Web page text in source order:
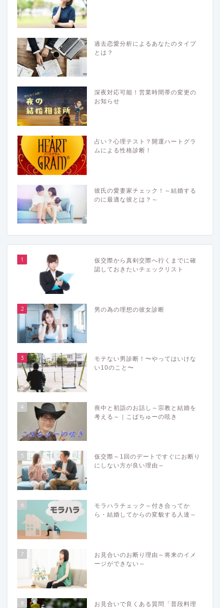
過去恋愛分析によるあなたのタイプ
とは？
深夜対応可能！営業時間帯の変更の
お知らせ
占い？心理テスト？開運ハートグラ
ムによる性格診断！
彼氏の愛妻家チェック！～結婚する
のに最適な彼とは？～
1
仮交際から真剣交際へ行くまでに確
認しておきたいチェックリスト
2 男の為の理想の彼女診断
3
モテない男診断！〜やってはいけな
い10のこと〜
4
喪中と初詣のお話し～宗教と結婚を
考える～｜こばちゅーの呟き
5
仮交際～1回のデートですぐにお断り
にしない方が良い理由～
6
モラハラチェック～付き合ってか
ら・結婚してからの変貌する人達～
7
お見合いのお断り理由～将来のイメ
ージができない～
8
お見合いで良くある質問「普段料理